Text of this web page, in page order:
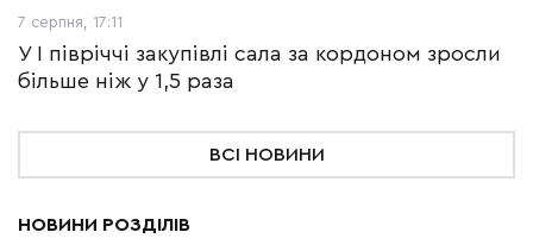
7 серпня, 17:11
У І півріччі закупівлі сала за кордоном зросли
більше ніж у 1,5 раза
ВСІ НОВИНИ
НОВИНИ РОЗДІЛІВ